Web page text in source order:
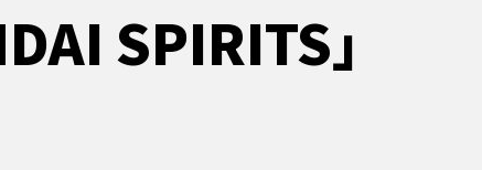
SPIRITS」